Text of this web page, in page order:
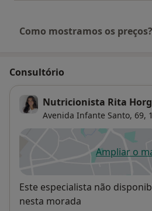
Como mostramos os preços?
Consultório
Nutricionista Rita
Avenida Infante Santo, 69,
Ampliar oabre
Disponibilidade
Este especialista não
nesta morada